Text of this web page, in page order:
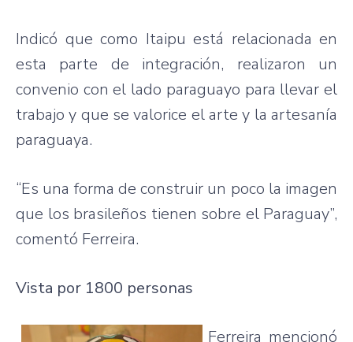
Indicó que como Itaipu está relacionada en
esta
parte de integración, realizaron un
convenio con el lado paraguayo para llevar el
trabajo y que sevalorice elarte y laartesanía
paraguaya.
“Es una forma de construir un poco la imagen
que los brasileños tienen sobre el Paraguay”,
comentó Ferreira.
Vista por 1800 personas
Ferreira mencionó